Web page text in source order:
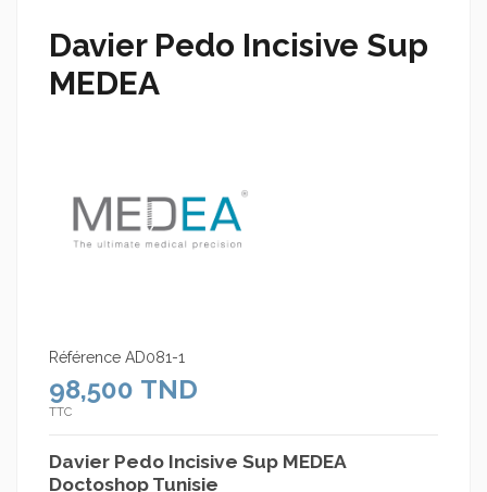
Davier Pedo Incisive Sup
MEDEA
Référence AD081-1
98,500 TND
TTC
Davier Pedo Incisive Sup MEDEA
Doctoshop Tunisie